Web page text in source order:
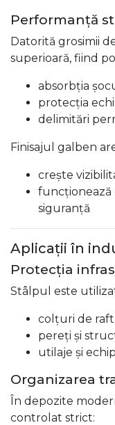
Performanță
Datorită grosimii
superioară, fiind
absorbția
protecția
delimitări
Finisajul galben
crește
funcționează
siguranță
Aplicații în
Protecția
Stâlpul este
colțuri de
pereți și
utilaje și
Organizarea
În depozite
controlat strict: